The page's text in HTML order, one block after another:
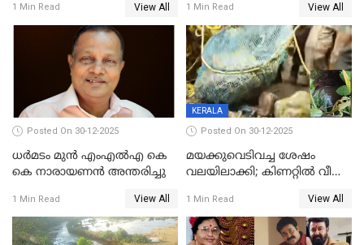
പിടികൂടി പൊലീസ്
1 Min Read View All
സെന്ററിലെ അധ്യാപകന്‍
മർദിച്ചതായി പരാതി
1 Min Read View All
Posted On 30-12-2025
ധർമടം മുൻ എംഎല്‍എ കെ
കെ നാരായണന്‍ അന്തരിച്ചു
1 Min Read View All
KERALA
Posted On 30-12-2025
മയക്കുവെടിവച്ച ശേഷം
വലയിലാക്കി; കിണറ്റിൽ വീണ
1 Min Read View All